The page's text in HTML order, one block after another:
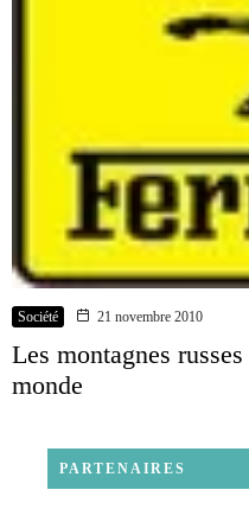
Société 21 novembre 2010
Les montagnes
monde
PARTENAIRES